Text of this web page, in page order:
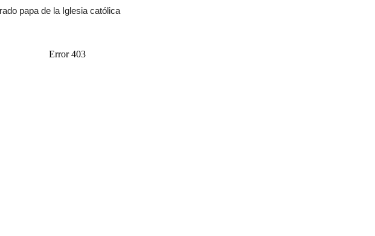
papa de la Iglesia católica